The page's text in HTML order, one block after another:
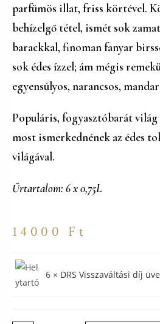
parfümös illat, friss körtével.
behízelgő tétel, ismét sok
barackkal, finoman fanyar
sok édes ízzel; ám mégis
egyensúlyos, narancsos,
Populáris, fogyasztóbarát
most ismerkednének az édes
világával.
Űrtartalom: 6 x 0,75L
14000 Ft
6 × DRS Visszaváltási díj